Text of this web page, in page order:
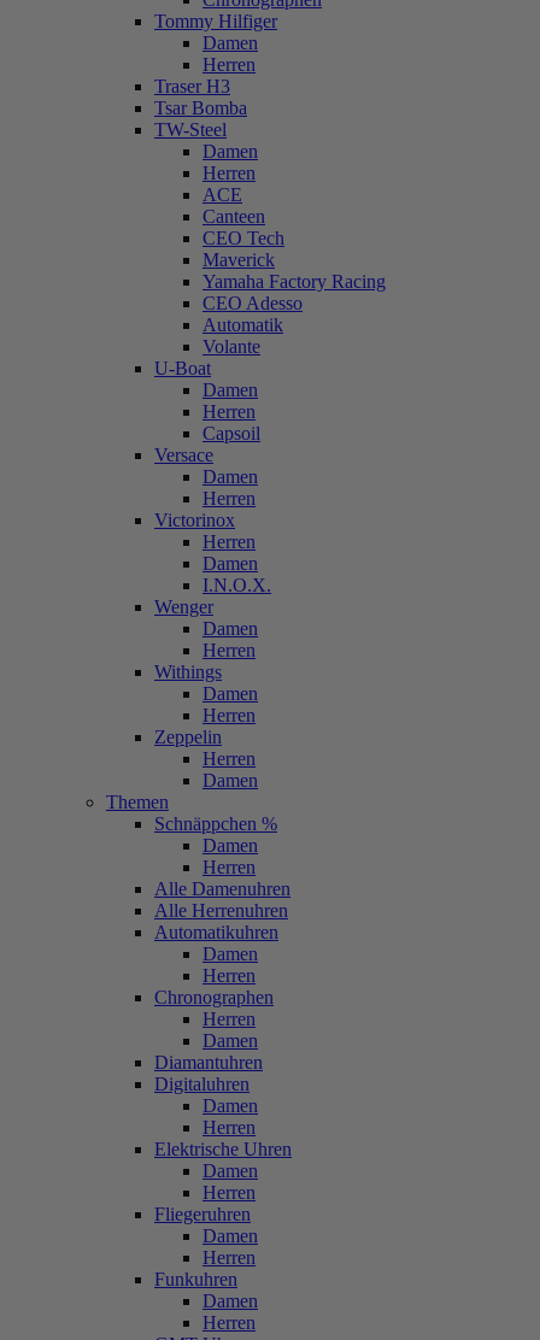
Tommy Hilfiger
Damen
Herren
Traser H3
Tsar Bomba
TW-Steel
Damen
Herren
ACE
Canteen
CEO Tech
Maverick
Yamaha Factory Racing
CEO Adesso
Automatik
Volante
U-Boat
Damen
Herren
Capsoil
Versace
Damen
Herren
Victorinox
Herren
Damen
I.N.O.X.
Wenger
Damen
Herren
Withings
Damen
Herren
Zeppelin
Herren
Damen
Themen
Schnäppchen %
Damen
Herren
Alle Damenuhren
Alle Herrenuhren
Automatikuhren
Damen
Herren
Chronographen
Herren
Damen
Diamantuhren
Digitaluhren
Damen
Herren
Elektrische Uhren
Damen
Herren
Fliegeruhren
Damen
Herren
Funkuhren
Damen
Herren